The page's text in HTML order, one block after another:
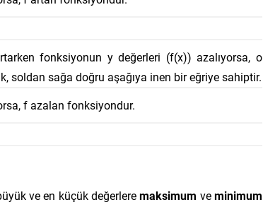
fonksiyonun y değerleri (f(x)) azalıyorsa, o
soldan sağa doğru aşağıya inen bir eğriye sahiptir.
f azalan fonksiyondur.
ve en küçük değerleremaksimum veminimum